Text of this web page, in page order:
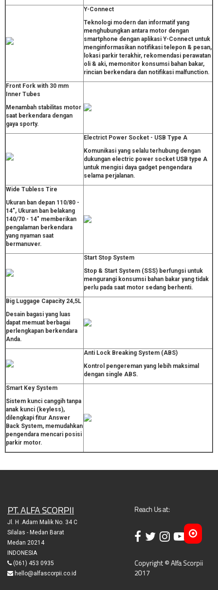
Y-Connect
Teknologi modern dan informatif yang
menghubungkan antara motor dengan
smartphone dengan aplikasi Y-Connect untuk
menginformasikan notifikasi telepon & pesan,
lokasi parkir terakhir, rekomendasi perawatan
oli & aki, memonitor konsumsi bahan bakar,
rincian berkendara dan notifikasi malfunction.
Front Fork with 30 mm
Inner Tubes
Menambah stabilitas motor
saat berkendara dengan
gaya sporty.
Electrict Power Socket - USB Type A
Komunikasi yang selalu terhubung dengan
dukungan electric power socket USB type A
untuk mengisi daya gadget pengendara
selama perjalanan.
Wide Tubless Tire
Ukuran ban depan 110/80 -
14", Ukuran ban belakang
140/70 - 14" memberikan
pengalaman berkendara
yang nyaman saat
bermanuver.
Start Stop System
Stop & Start System (SSS) berfungsi untuk
mengurangi konsumsi bahan bakar yang tidak
perlu pada saat motor sedang berhenti.
Big Luggage Capacity 24,5L
Desain bagasi yang luas
dapat memuat berbagai
perlengkapan berkendara
Anda.
Anti Lock Breaking System (ABS)
Kontrol pengereman yang lebih maksimal
dengan single ABS.
Smart Key System
Sistem kunci canggih tanpa
anak kunci (keyless),
dilengkapi fitur Answer
Back System, memudahkan
pengendara mencari posisi
parkir motor.
PT. ALFA SCORPII
Jl. H .Adam Malik No. 34 C
Silalas - Medan Barat
Medan 20214
INDONESIA
(061) 453 0935
hello@alfascorpii.co.id
Reach Us at:
Copyright © Alfa Scorpii
2017